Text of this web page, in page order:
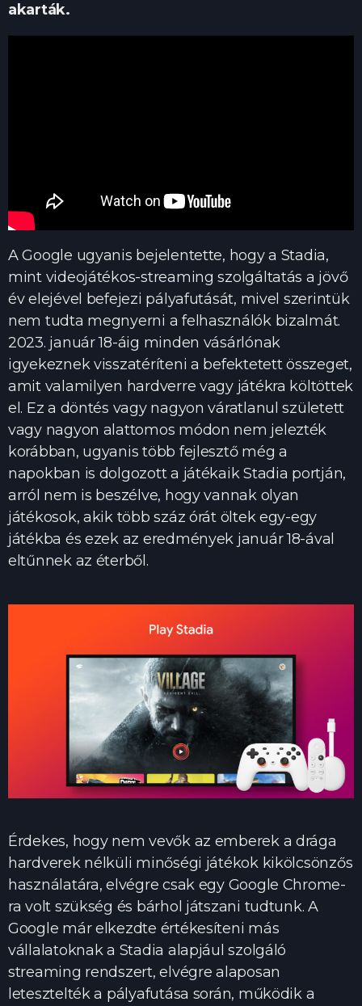
akarták.
A Google ugyanis bejelentette, hogy a Stadia,
mint videojátékos-streaming szolgáltatás a jövő
év elejével befejezi pályafutását, mivel szerintük
nem tudta megnyerni a felhasználók bizalmát.
2023. január 18-áig minden vásárlónak
igyekeznek visszatéríteni a befektetett összeget,
amit valamilyen hardverre vagy játékra költöttek
el. Ez a döntés vagy nagyon váratlanul született
vagy nagyon alattomos módon nem jelezték
korábban, ugyanis több fejlesztő még a
napokban is dolgozott a játékaik Stadia portján,
arról nem is beszélve, hogy vannak olyan
játékosok, akik több száz órát öltek egy-egy
játékba és ezek az eredmények január 18-ával
eltűnnek az éterből.
Érdekes, hogy nem vevők az emberek a drága
hardverek nélküli minőségi játékok kikölcsönzős
használatára, elvégre csak egy Google Chrome-
ra volt szükség és bárhol játszani tudtunk. A
Google már elkezdte értékesíteni más
vállalatoknak a Stadia alapjául szolgáló
streaming rendszert, elvégre alaposan
letesztelték a pályafutása során, működik a